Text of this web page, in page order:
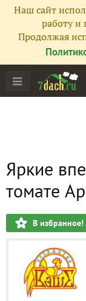
Наш сайт
работу и
Продолжая
Яркие
томате
В избранное!